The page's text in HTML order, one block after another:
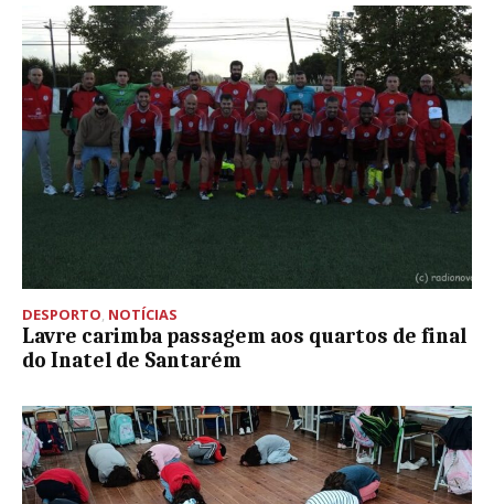
DESPORTO, NOTÍCIAS
Lavre carimba passagem aos quartos de final
do Inatel de Santarém